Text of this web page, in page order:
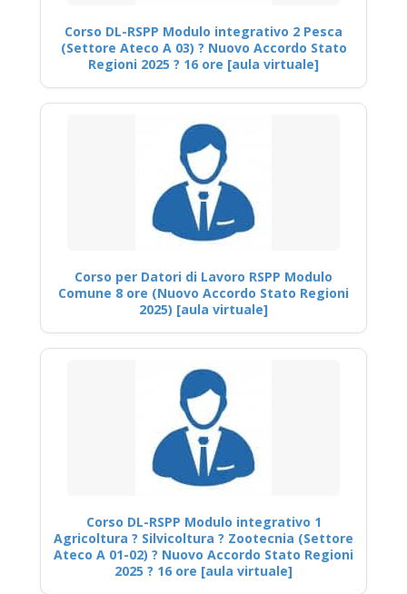
Corso DL-RSPP Modulo integrativo 2 Pesca
(Settore Ateco A 03) ? Nuovo Accordo Stato
Regioni 2025 ? 16 ore [aula virtuale]
Corso per Datori di Lavoro RSPP Modulo
Comune 8 ore (Nuovo Accordo Stato Regioni
2025) [aula virtuale]
Corso DL-RSPP Modulo integrativo 1
Agricoltura ? Silvicoltura ? Zootecnia (Settore
Ateco A 01-02) ? Nuovo Accordo Stato Regioni
2025 ? 16 ore [aula virtuale]